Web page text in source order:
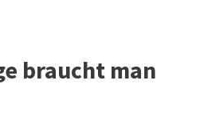
braucht man